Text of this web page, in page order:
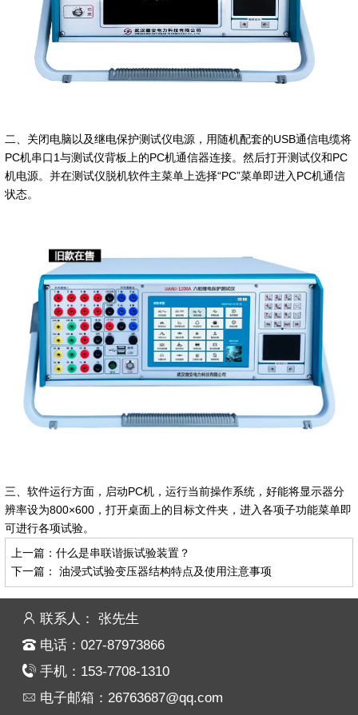
二、关闭电脑以及继电保护测试仪电源，用随机配套的USB通信电缆将
PC机串口1与测试仪背板上的PC机通信器连接。然后打开测试仪和PC
机电源。并在测试仪脱机软件主菜单上选择“PC”菜单即进入PC机通信
状态。
三、软件运行方面，启动PC机，运行当前操作系统，好能将显示器分
辨率设为800×600，打开桌面上的目标文件夹，进入各项子功能菜单即
可进行各项试验。
上一篇： 什么是串联谐振试验装置？
下一篇：
油浸式试验变压器结构特点及使用注意事项
联系人： 张先生
电话：027-87973866
手机：153-7708-1310
电子邮箱：26763687@qq.com